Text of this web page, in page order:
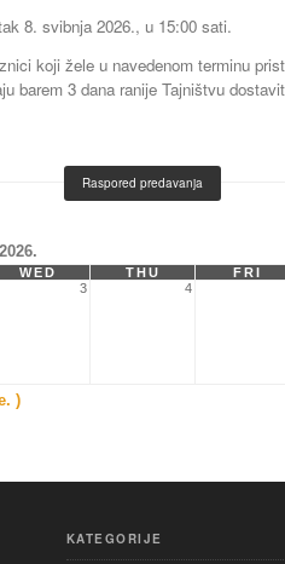
8. svibnja 2026., u 15:00 sati.
koji žele u navedenom terminu
barem 3 dana ranije Tajništvu
Raspored predavanja
WED THU
FRI
3 4
)
KATEGORIJE